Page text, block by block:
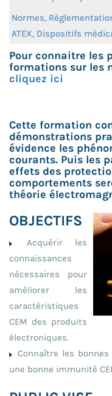
Normes,
ATEX, Dispositifs
Pour connaitre les
formations sur les
cliquez ici
Cette formation
démonstrations
évidence les
courants. Puis les
effets des
comportements
théorie
OBJECTIFS
Acquérir les
connaissances
nécessaires pour
améliorer les
caractéristiques
CEM des produits
électroniques.
Connaître les
une bonne immunité